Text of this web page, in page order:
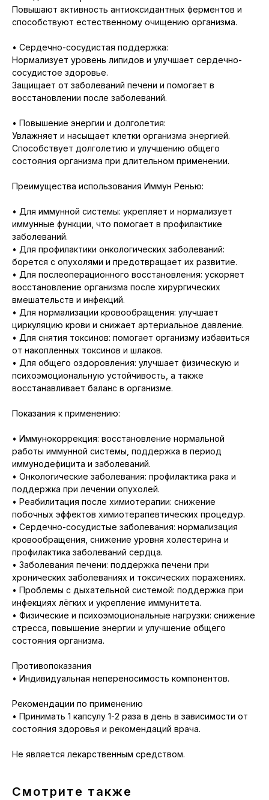
Повышают активность антиоксидантных ферментов и
способствуют естественному очищению организма.
• Сердечно-сосудистая поддержка:
Нормализует уровень липидов и улучшает сердечно-
сосудистое здоровье.
Защищает от заболеваний печени и помогает в
восстановлении после заболеваний.
• Повышение энергии и долголетия:
Увлажняет и насыщает клетки организма энергией.
Способствует долголетию и улучшению общего
состояния организма при длительном применении.
Преимущества использования Иммун Ренью:
• Для иммунной системы: укрепляет и нормализует
иммунные функции, что помогает в профилактике
заболеваний.
• Для профилактики онкологических заболеваний:
борется с опухолями и предотвращает их развитие.
• Для послеоперационного восстановления: ускоряет
восстановление организма после хирургических
вмешательств и инфекций.
• Для нормализации кровообращения: улучшает
циркуляцию крови и снижает артериальное давление.
• Для снятия токсинов: помогает организму избавиться
от накопленных токсинов и шлаков.
• Для общего оздоровления: улучшает физическую и
психоэмоциональную устойчивость, а также
восстанавливает баланс в организме.
Показания к применению:
• Иммунокоррекция: восстановление нормальной
работы иммунной системы, поддержка в период
иммунодефицита и заболеваний.
• Онкологические заболевания: профилактика рака и
поддержка при лечении опухолей.
• Реабилитация после химиотерапии: снижение
побочных эффектов химиотерапевтических процедур.
• Сердечно-сосудистые заболевания: нормализация
кровообращения, снижение уровня холестерина и
профилактика заболеваний сердца.
• Заболевания печени: поддержка печени при
хронических заболеваниях и токсических поражениях.
• Проблемы с дыхательной системой: поддержка при
инфекциях лёгких и укрепление иммунитета.
• Физические и психоэмоциональные нагрузки: снижение
стресса, повышение энергии и улучшение общего
состояния организма.
Противопоказания
• Индивидуальная непереносимость компонентов.
Рекомендации по применению
• Принимать 1 капсулу 1-2 раза в день в зависимости от
состояния здоровья и рекомендаций врача.
Не является лекарственным средством.
Смотрите также